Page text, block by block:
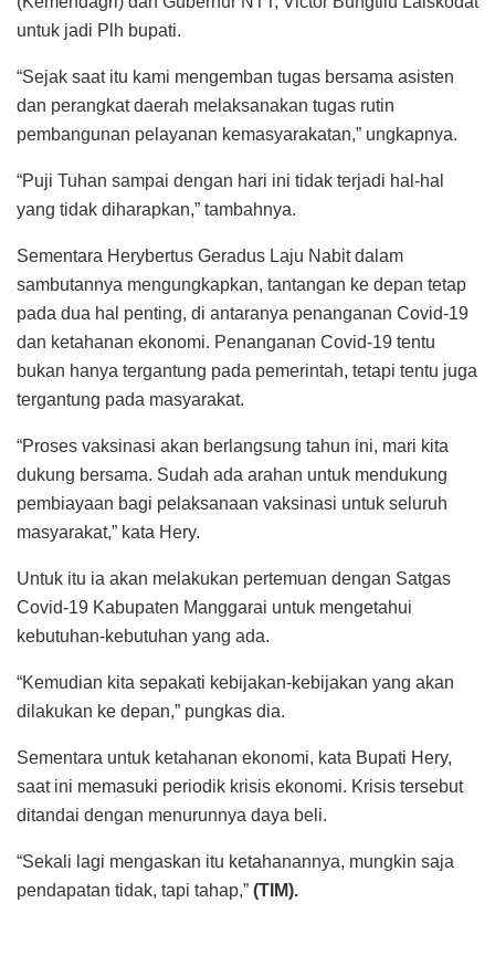
untuk jadi Plh bupati.
“Sejak saat itu kami mengemban tugas bersama asisten
dan perangkat daerah melaksanakan tugas rutin
pembangunan pelayanan kemasyarakatan,” ungkapnya.
“Puji Tuhan sampai dengan hari ini tidak terjadi hal-hal
yang tidak diharapkan,” tambahnya.
Sementara Herybertus Geradus Laju Nabit dalam
sambutannya mengungkapkan, tantangan ke depan tetap
pada dua hal penting, di antaranya penanganan Covid-19
dan ketahanan ekonomi. Penanganan Covid-19 tentu
bukan hanya tergantung pada pemerintah, tetapi tentu juga
tergantung pada masyarakat.
“Proses vaksinasi akan berlangsung tahun ini, mari kita
dukung bersama. Sudah ada arahan untuk mendukung
pembiayaan bagi pelaksanaan vaksinasi untuk seluruh
masyarakat,” kata Hery.
Untuk itu ia akan melakukan pertemuan dengan Satgas
Covid-19 Kabupaten Manggarai untuk mengetahui
kebutuhan-kebutuhan yang ada.
“Kemudian kita sepakati kebijakan-kebijakan yang akan
dilakukan ke depan,” pungkas dia.
Sementara untuk ketahanan ekonomi, kata Bupati Hery,
saat ini memasuki periodik krisis ekonomi. Krisis tersebut
ditandai dengan menurunnya daya beli.
“Sekali lagi mengaskan itu ketahanannya, mungkin saja
pendapatan tidak, tapi tahap,” (TIM).